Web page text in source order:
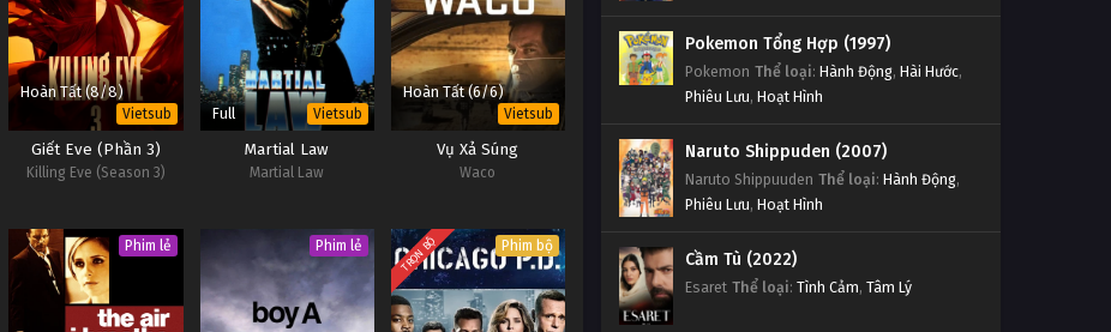
Hoàn Tất (8/8)
Vietsub
Giết Eve (Phần 3)
Killing Eve (Season 3)
Full Vietsub
Martial Law
Martial Law
Hoàn Tất (6/6)
Vietsub
Vụ Xả Súng
Waco
Phim lẻ Phim lẻ TRỌN BỘ Phim bộ
Pokemon Tổng Hợp (1997)
Pokemon Thể loại: Hành Động, Hài Hước,
Phiêu Lưu, Hoạt Hình
Naruto Shippuden (2007)
Naruto Shippuuden Thể loại: Hành Động,
Phiêu Lưu, Hoạt Hình
Cầm Tù (2022)
Esaret Thể loại: Tình Cảm, Tâm Lý